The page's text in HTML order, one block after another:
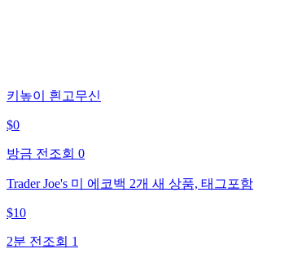
키높이 흰고무신
$0
방금 전 조회 0
Trader Joe's 미 에코백 2개 새 상품, 태그포함
$10
2분 전 조회 1